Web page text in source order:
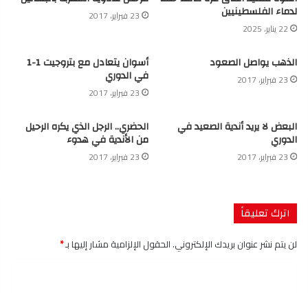
لدماء الفلسطينيين
22 يناير، 2025
23 فبراير، 2017
الذهب يواصل الصعود
23 فبراير، 2017
أسوان يتعادل مع بتروجيت 1-1
في الدوري
23 فبراير، 2017
البعض لا يريد أندية الصعيد في
الدوري
23 فبراير، 2017
الحضري.. الرجل الذي يكره الرحيل
من الأندية في هدوء
23 فبراير، 2017
اترك تعليقاً
لن يتم نشر عنوان بريدك الإلكتروني.الحقول الإلزامية مشار إليها بـ*